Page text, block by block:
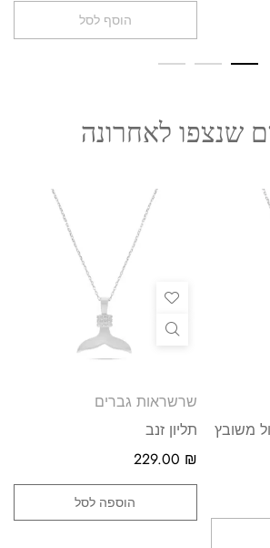
הוסף לסל
שנצפו לאחרונה
משובץ
שרשראות גברים
תליון זנב
229.00 ₪
הוספה לסל